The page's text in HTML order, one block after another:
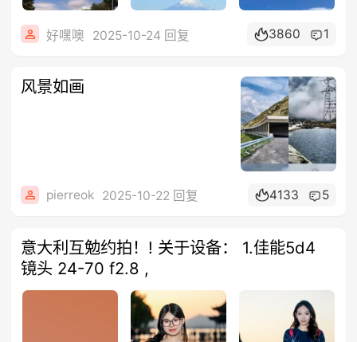
好嘿噢 2025-10-24 回复 3860 1
风景如画
pierreok 2025-10-22 回复 4133 5
意大利互勉约拍！! 关于设备： 1.佳能5d4
镜头 24-70 f2.8 ,